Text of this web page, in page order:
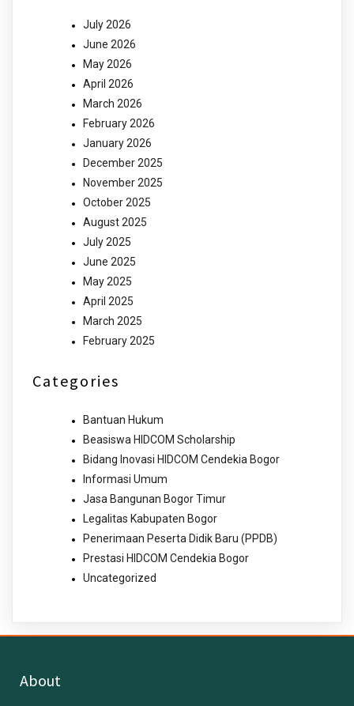
July 2026
June 2026
May 2026
April 2026
March 2026
February 2026
January 2026
December 2025
November 2025
October 2025
August 2025
July 2025
June 2025
May 2025
April 2025
March 2025
February 2025
Categories
Bantuan Hukum
Beasiswa HIDCOM Scholarship
Bidang Inovasi HIDCOM Cendekia Bogor
Informasi Umum
Jasa Bangunan Bogor Timur
Legalitas Kabupaten Bogor
Penerimaan Peserta Didik Baru (PPDB)
Prestasi HIDCOM Cendekia Bogor
Uncategorized
About